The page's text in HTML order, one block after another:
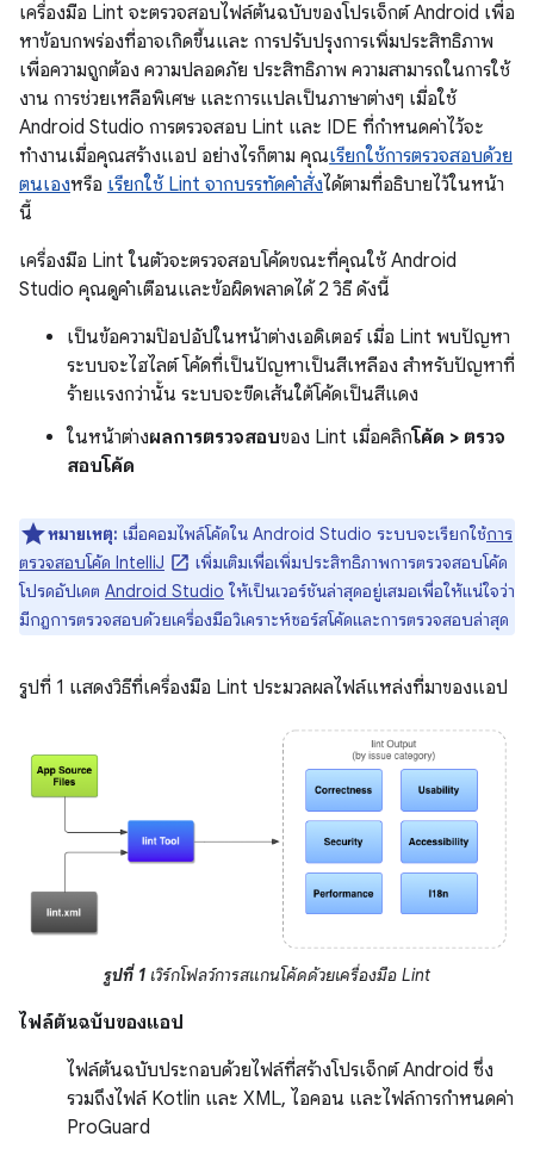
เครื่องมือ Lint จะตรวจสอบไฟล์ต้นฉบับของโปรเจ็กต์ Android เพื่อ
หาข้อบกพร่องที่อาจเกิดขึ้นและ การปรับปรุงการเพิ่มประสิทธิภาพ
เพื่อความถูกต้อง ความปลอดภัย ประสิทธิภาพ ความสามารถในการใช้
งาน การช่วยเหลือพิเศษ และการแปลเป็นภาษาต่างๆ เมื่อใช้
Android Studio การตรวจสอบ Lint และ IDE ที่กำหนดค่าไว้จะ
ทำงานเมื่อคุณสร้างแอป อย่างไรก็ตาม คุณเรียกใช้การตรวจสอบด้วย
ตนเองหรือ เรียกใช้ Lint จากบรรทัดคำสั่งได้ตามที่อธิบายไว้ในหน้า
นี้
เครื่องมือ Lint ในตัวจะตรวจสอบโค้ดขณะที่คุณใช้ Android
Studio คุณดูคำเตือนและข้อผิดพลาดได้ 2 วิธี ดังนี้
เป็นข้อความป๊อปอัปในหน้าต่างเอดิเตอร์ เมื่อ Lint พบปัญหา
ระบบจะไฮไลต์ โค้ดที่เป็นปัญหาเป็นสีเหลือง สำหรับปัญหาที่
ร้ายแรงกว่านั้น ระบบจะขีดเส้นใต้โค้ดเป็นสีแดง
ในหน้าต่างผลการตรวจสอบของ Lint เมื่อคลิกโค้ด > ตรวจ
สอบโค้ด
หมายเหตุ: เมื่อคอมไพล์โค้ดใน Android Studio ระบบจะเรียกใช้การ
ตรวจสอบโค้ด IntelliJ
เพิ่มเติมเพื่อเพิ่มประสิทธิภาพการตรวจสอบโค้ด
โปรดอัปเดต Android Studio ให้เป็นเวอร์ชันล่าสุดอยู่เสมอเพื่อให้แน่ใจว่า
มีกฎการตรวจสอบด้วยเครื่องมือวิเคราะห์ซอร์สโค้ดและการตรวจสอบล่าสุด
รูปที่ 1 แสดงวิธีที่เครื่องมือ Lint ประมวลผลไฟล์แหล่งที่มาของแอป
รูปที่ 1 เวิร์กโฟลว์การสแกนโค้ดด้วยเครื่องมือ Lint
ไฟล์ต้นฉบับของแอป
ไฟล์ต้นฉบับประกอบด้วยไฟล์ที่สร้างโปรเจ็กต์ Android ซึ่ง
รวมถึงไฟล์ Kotlin และ XML, ไอคอน และไฟล์การกำหนดค่า
ProGuard